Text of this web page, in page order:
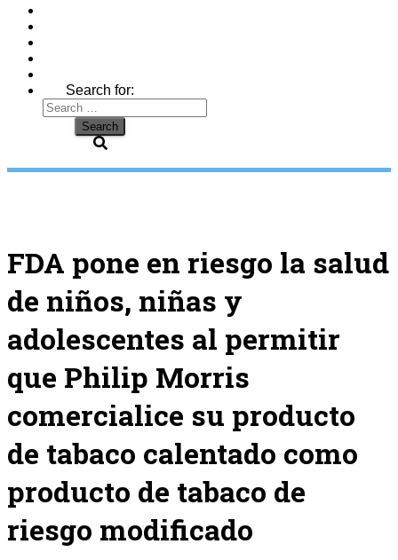
Search for:
FDA pone en riesgo la salud
de niños, niñas y
adolescentes al permitir
que Philip Morris
comercialice su producto
de tabaco calentado como
producto de tabaco de
riesgo modificado